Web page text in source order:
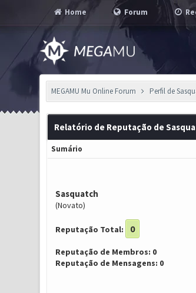
Home Forum
MEGAMU Mu Online Forum Perfil de
Relatório de Reputação de
Sumário
Sasquatch
(Novato)
Reputação Total: 0
Reputação de Membros: 0
Reputação de Mensagens: 0